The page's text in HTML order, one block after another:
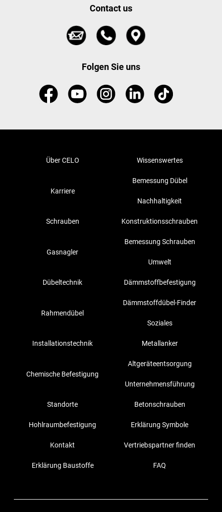
Contact us
Folgen Sie uns
Über CELO Wissenswertes
Karriere
Bemessung Dübel
Nachhaltigkeit
Schrauben Konstruktionsschrauben
Gasnagler
Bemessung Schrauben
Umwelt
Dübeltechnik Dämmstoffbefestigung
Rahmendübel
Dämmstoffdübel-Finder
Soziales
Installationstechnik Metallanker
Chemische Befestigung
Altgeräteentsorgung
Unternehmensführung
Standorte Betonschrauben
Hohlraumbefestigung Erklärung Symbole
Kontakt Vertriebspartner finden
Erklärung Baustoffe FAQ